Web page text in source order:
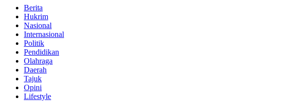
Berita
Hukrim
Nasional
Internasional
Politik
Pendidikan
Olahraga
Daerah
Tajuk
Opini
Lifestyle